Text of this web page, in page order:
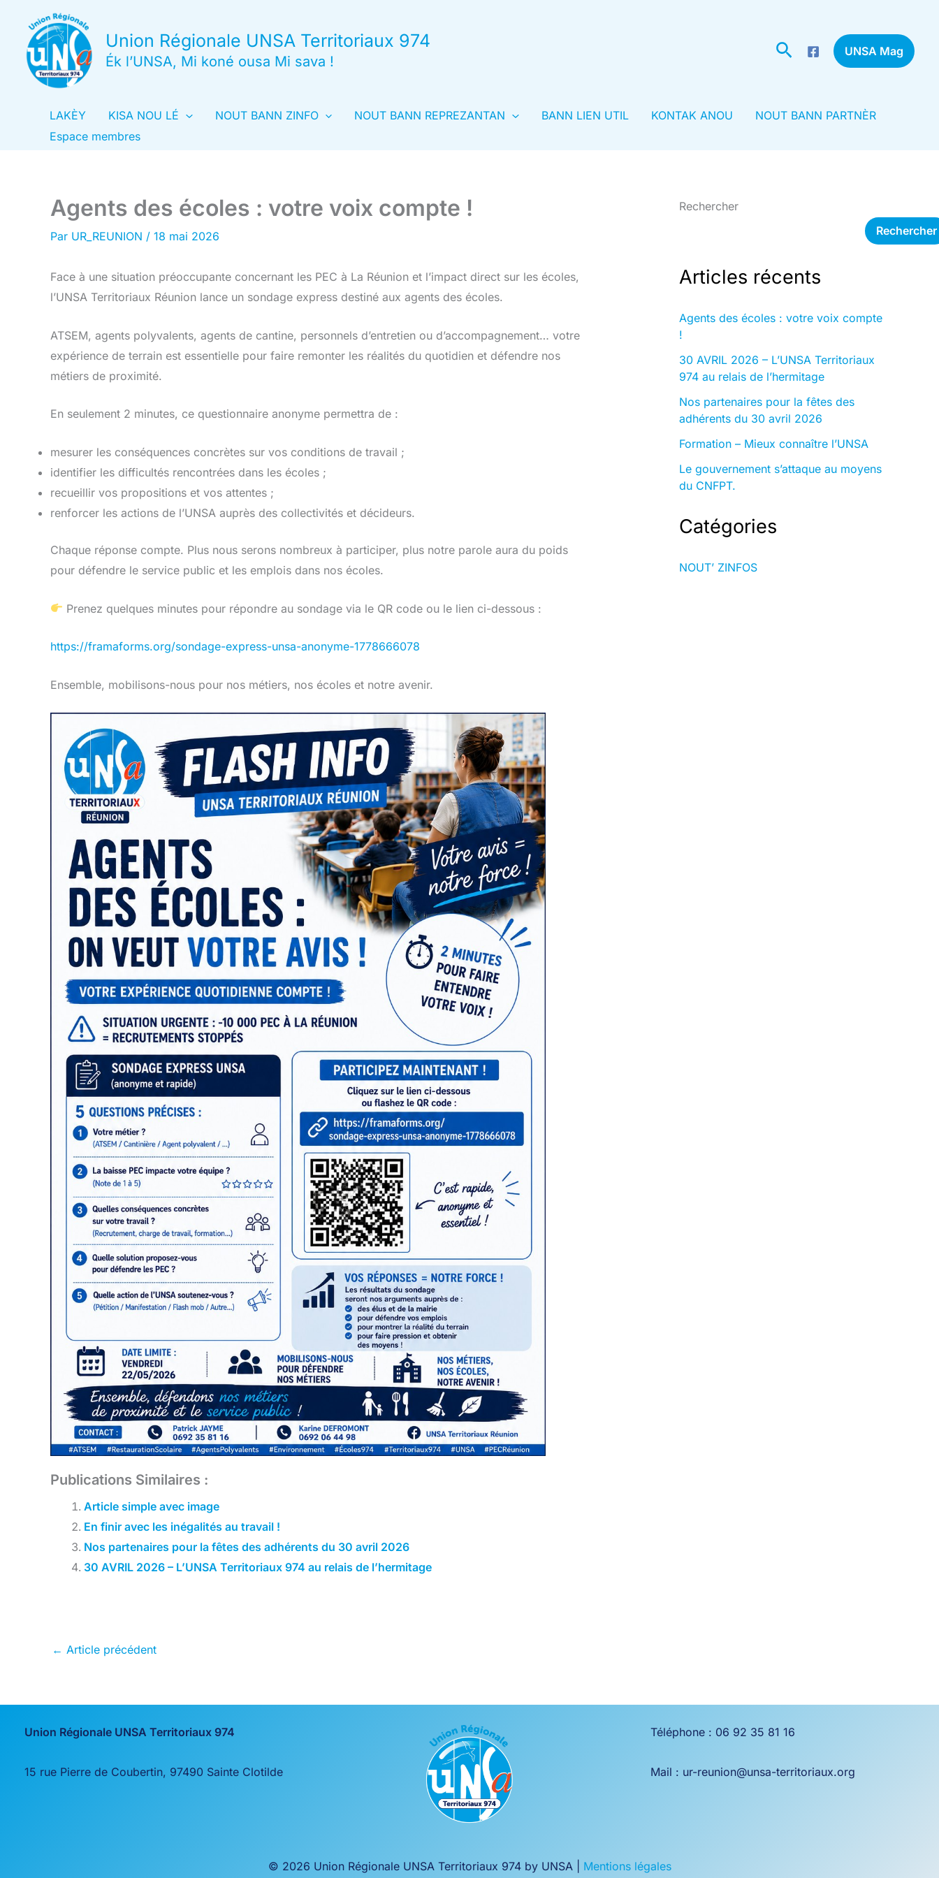
contenu
Union Régionale UNSA Territoriaux 974
Ék l’UNSA, Mi koné ousa Mi sava !
RechercherUNSA Mag
LAKÈY KISA NOU LÉ NOUT BANN ZINFO NOUT BANN REPREZANTAN BANN LIEN UTIL KONTAK ANOU
NOUT BANN PARTNÈR
Espace membres
Agents des écoles : votre voix compte !
Par UR_REUNION / 18 mai 2026
Face à une situation préoccupante concernant les PEC à La Réunion et l’impact direct sur les écoles,
l’UNSA Territoriaux Réunion lance un sondage express destiné aux agents des écoles.
ATSEM, agents polyvalents, agents de cantine, personnels d’entretien ou d’accompagnement… votre
expérience de terrain est essentielle pour faire remonter les réalités du quotidien et défendre nos
métiers de proximité.
En seulement 2 minutes, ce questionnaire anonyme permettra de :
mesurer les conséquences concrètes sur vos conditions de travail ;
identifier les difficultés rencontrées dans les écoles ;
recueillir vos propositions et vos attentes ;
renforcer les actions de l’UNSA auprès des collectivités et décideurs.
Chaque réponse compte. Plus nous serons nombreux à participer, plus notre parole aura du poids
pour défendre le service public et les emplois dans nos écoles.
Prenez quelques minutes pour répondre au sondage via le QR code ou le lien ci-dessous :
https://framaforms.org/sondage-express-unsa-anonyme-1778666078
Ensemble, mobilisons-nous pour nos métiers, nos écoles et notre avenir.
Publications Similaires :
Article simple avec image
En finir avec les inégalités au travail !
Nos partenaires pour la fêtes des adhérents du 30 avril 2026
30 AVRIL 2026 – L’UNSA Territoriaux 974 au relais de l’hermitage
← Article précédent
Rechercher
Rechercher
Articles récents
Agents des écoles : votre voix compte
!
30 AVRIL 2026 – L’UNSA Territoriaux
974 au relais de l’hermitage
Nos partenaires pour la fêtes des
adhérents du 30 avril 2026
Formation – Mieux connaître l’UNSA
Le gouvernement s’attaque au moyens
du CNFPT.
Catégories
NOUT’ ZINFOS
Union Régionale UNSA Territoriaux 974
15 rue Pierre de Coubertin, 97490 Sainte Clotilde
Téléphone : 06 92 35 81 16
Mail : ur-reunion@unsa-territoriaux.org
© 2026 Union Régionale UNSA Territoriaux 974 by UNSA | Mentions légales